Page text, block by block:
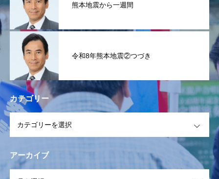
熊本地震から一週間
令和8年熊本地震②つづき
カテゴリー
アーカイブ